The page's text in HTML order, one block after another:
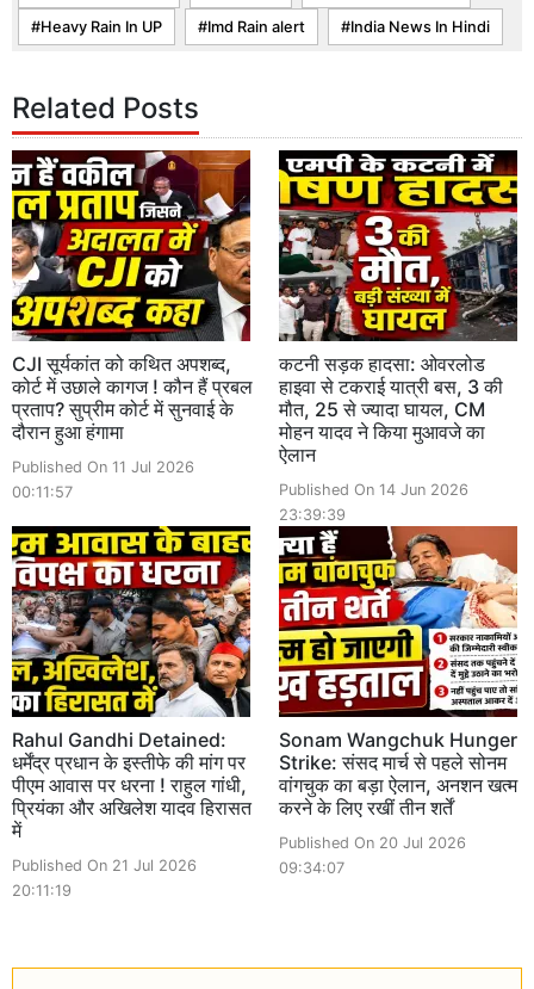
Heavy Rain In UP Imd Rain alert India News In Hindi
Related Posts
CJI सूर्यकांत को कथित अपशब्द,
कोर्ट में उछाले कागज ! कौन हैं प्रबल
प्रताप? सुप्रीम कोर्ट में सुनवाई के
दौरान हुआ हंगामा
Published On 11 Jul 2026
00:11:57
कटनी सड़क हादसा: ओवरलोड
हाइवा से टकराई यात्री बस, 3 की
मौत, 25 से ज्यादा घायल, CM
मोहन यादव ने किया मुआवजे का
ऐलान
Published On 14 Jun 2026
23:39:39
Rahul Gandhi Detained:
धर्मेंद्र प्रधान के इस्तीफे की मांग पर
पीएम आवास पर धरना ! राहुल गांधी,
प्रियंका और अखिलेश यादव हिरासत
में
Published On 21 Jul 2026
20:11:19
Sonam Wangchuk Hunger
Strike: संसद मार्च से पहले सोनम
वांगचुक का बड़ा ऐलान, अनशन खत्म
करने के लिए रखीं तीन शर्तें
Published On 20 Jul 2026
09:34:07